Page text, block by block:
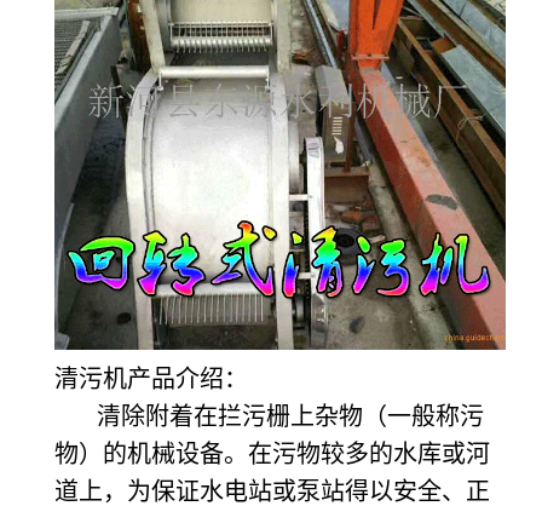
清污机产品介绍：
清除附着在拦污栅上杂物（一般称污
物）的机械设备。在污物较多的水库或河
道上，为保证水电站或泵站得以安全、正